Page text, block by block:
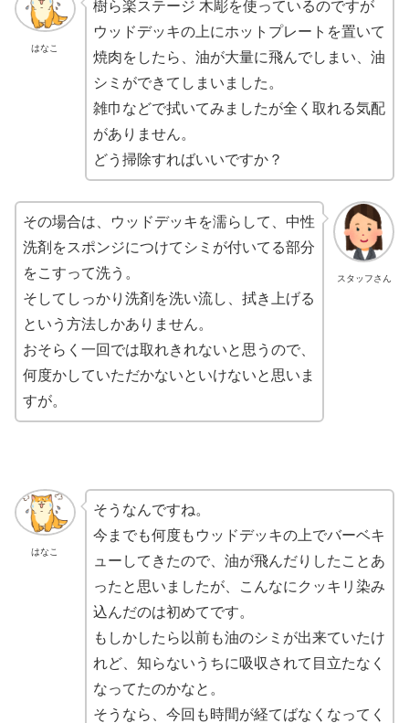
はなこ
樹ら楽ステージ 木彫を使っているのですが
ウッドデッキの上にホットプレートを置いて
焼肉をしたら、油が大量に飛んでしまい、油
シミができてしまいました。
雑巾などで拭いてみましたが全く取れる気配
がありません。
どう掃除すればいいですか？
スタッフさん
その場合は、ウッドデッキを濡らして、中性
洗剤をスポンジにつけてシミが付いてる部分
をこすって洗う。
そしてしっかり洗剤を洗い流し、拭き上げる
という方法しかありません。
おそらく一回では取れきれないと思うので、
何度かしていただかないといけないと思いま
すが。
はなこ
そうなんですね。
今までも何度もウッドデッキの上でバーベキ
ューしてきたので、油が飛んだりしたことあ
ったと思いましたが、こんなにクッキリ染み
込んだのは初めてです。
もしかしたら以前も油のシミが出来ていたけ
れど、知らないうちに吸収されて目立たなく
なってたのかなと。
そうなら、今回も時間が経てばなくなってく